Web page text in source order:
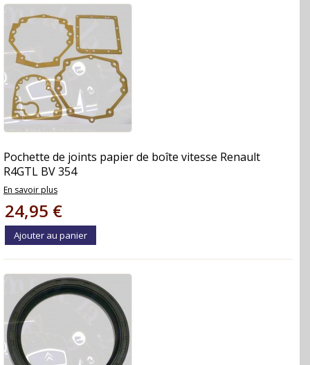
Pochette de joints papier de boîte vitesse Renault
R4GTL BV 354
En savoir plus
24,95 €
Ajouter au panier